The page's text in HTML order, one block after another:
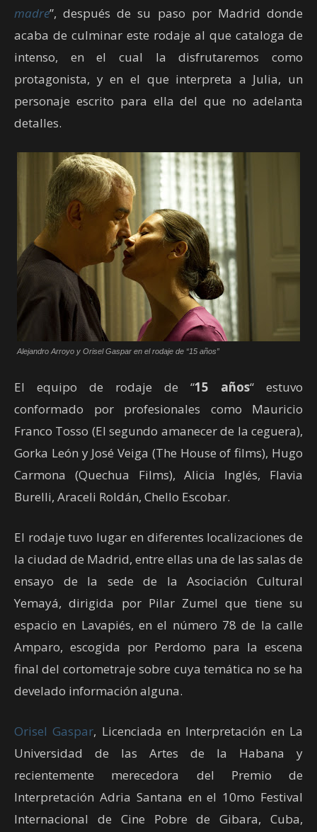
madre”, después de su paso por Madrid donde
acaba de culminar este rodaje al que cataloga de
intenso, en el cual la disfrutaremos como
protagonista, y en el que interpreta a Julia, un
personaje escrito para ella del que no adelanta
detalles.
Alejandro Arroyo y Orisel Gaspar en el rodaje de “15 años”
El equipo de rodaje de “15 años“ estuvo
conformado por profesionales como Mauricio
Franco Tosso (El segundo amanecer de la ceguera),
Gorka León y José Veiga (The House of films), Hugo
Carmona (Quechua Films), Alicia Inglés, Flavia
Burelli, Araceli Roldán, Chello Escobar.
El rodaje tuvo lugar en diferentes localizaciones de
la ciudad de Madrid, entre ellas una de las salas de
ensayo de la sede de la Asociación Cultural
Yemayá, dirigida por Pilar Zumel que tiene su
espacio en Lavapiés, en el número 78 de la calle
Amparo, escogida por Perdomo para la escena
final del cortometraje sobre cuya temática no se ha
develado información alguna.
Orisel Gaspar, Licenciada en Interpretación en La
Universidad de las Artes de la Habana y
recientemente merecedora del Premio de
Interpretación Adria Santana en el 10mo Festival
Internacional de Cine Pobre de Gibara, Cuba,